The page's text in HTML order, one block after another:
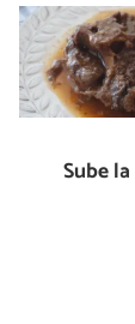
Sube